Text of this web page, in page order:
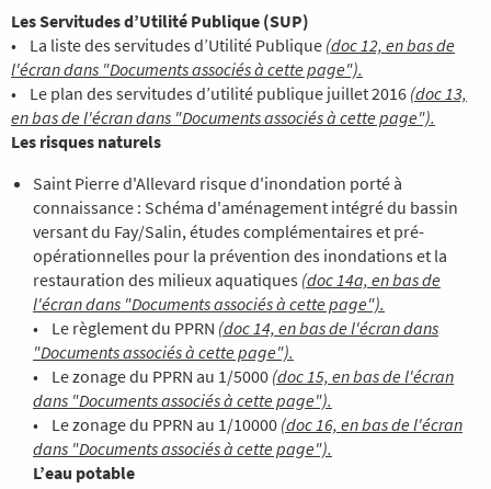
Les Servitudes d’Utilité Publique (SUP)
• La liste des servitudes d’Utilité Publique (doc 12, en bas de
l'écran dans "Documents associés à cette page").
• Le plan des servitudes d’utilité publique juillet 2016 (doc 13,
en bas de l'écran dans "Documents associés à cette page").
Les risques naturels
Saint Pierre d'Allevard risque d'inondation porté à
connaissance : Schéma d'aménagement intégré du bassin
versant du Fay/Salin, études complémentaires et pré-
opérationnelles pour la prévention des inondations et la
restauration des milieux aquatiques (doc 14a, en bas de
l'écran dans "Documents associés à cette page").
• Le règlement du PPRN (doc 14, en bas de l'écran dans
"Documents associés à cette page").
• Le zonage du PPRN au 1/5000 (doc 15, en bas de l'écran
dans "Documents associés à cette page").
• Le zonage du PPRN au 1/10000 (doc 16, en bas de l'écran
dans "Documents associés à cette page").
L’eau potable